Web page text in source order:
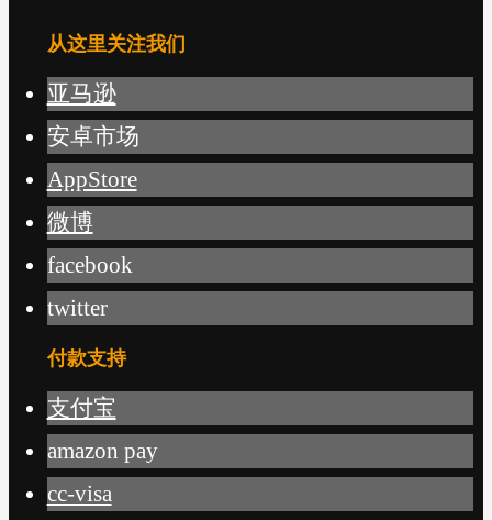
从这里关注我们
亚马逊
安卓市场
AppStore
微博
facebook
twitter
付款支持
支付宝
amazon pay
cc-visa